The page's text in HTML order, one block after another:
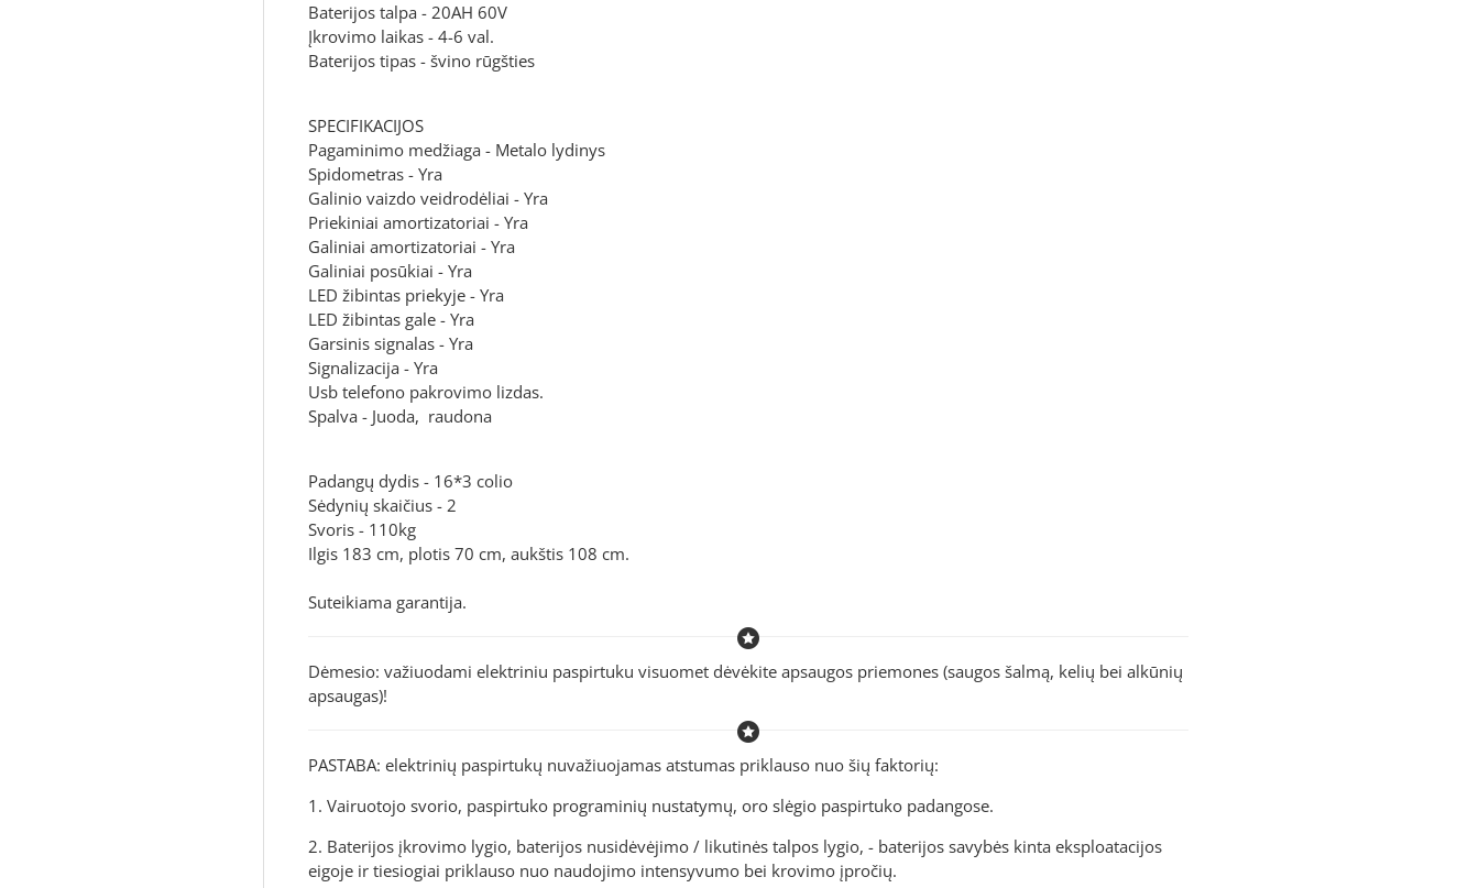
Baterijos talpa - 20AH 60V
Įkrovimo laikas - 4-6 val.
Baterijos tipas - švino rūgšties
SPECIFIKACIJOS
Pagaminimo medžiaga - Metalo lydinys
Spidometras - Yra
Galinio vaizdo veidrodėliai - Yra
Priekiniai amortizatoriai - Yra
Galiniai amortizatoriai - Yra
Galiniai posūkiai - Yra
LED žibintas priekyje - Yra
LED žibintas gale - Yra
Garsinis signalas - Yra
Signalizacija - Yra
Usb telefono pakrovimo lizdas.
Spalva - Juoda, raudona
Padangų dydis - 16*3 colio
Sėdynių skaičius - 2
Svoris - 110kg
Ilgis 183 cm, plotis 70 cm, aukštis 108 cm.
Suteikiama garantija.
Dėmesio: važiuodami elektriniu paspirtuku visuomet dėvėkite apsaugos priemones (saugos šalmą, kelių bei alkūnių
apsaugas)!
PASTABA: elektrinių paspirtukų nuvažiuojamas atstumas priklauso nuo šių faktorių:
1. Vairuotojo svorio, paspirtuko programinių nustatymų, oro slėgio paspirtuko padangose.
2. Baterijos įkrovimo lygio, baterijos nusidėvėjimo / likutinės talpos lygio, - baterijos savybės kinta eksploatacijos
eigoje ir tiesiogiai priklauso nuo naudojimo intensyvumo bei krovimo įpročių.